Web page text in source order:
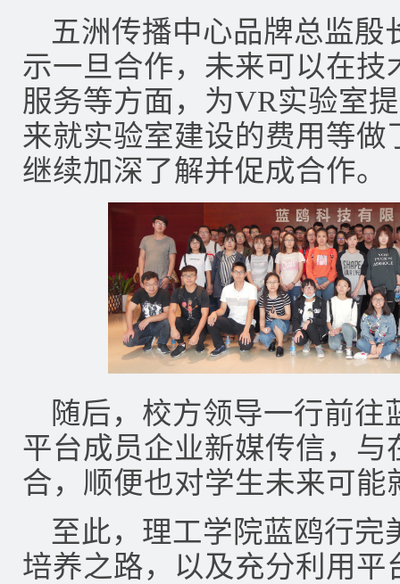
五洲传播中心品牌总监
示一旦合作，未来可以在
服务等方面，为VR实验室
来就实验室建设的费用等
继续加深了解并促成合作。
随后，校方领导一行前往
平台成员企业新媒传信，
合，顺便也对学生未来可
至此，理工学院蓝鸥行完
培养之路，以及充分利用